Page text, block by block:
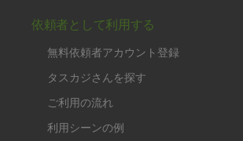
依頼者として利用する
無料依頼者アカウント登録
タスカジさんを探す
ご利用の流れ
利用シーンの例